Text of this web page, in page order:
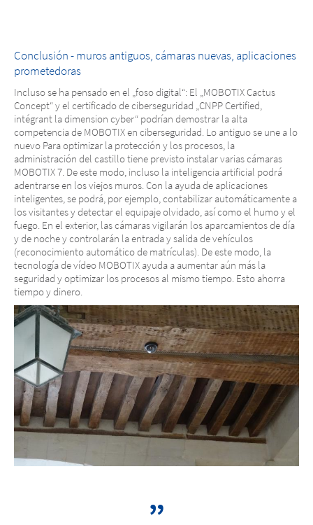
Conclusión - muros antiguos, cámaras nuevas, aplicaciones
prometedoras
Incluso se ha pensado en el „foso digital“: El „MOBOTIX Cactus
Concept“ y el certificado de ciberseguridad „CNPP Certified,
intégrant la dimension cyber“ podrían demostrar la alta
competencia de MOBOTIX en ciberseguridad. Lo antiguo se une a lo
nuevo Para optimizar la protección y los procesos, la
administración del castillo tiene previsto instalar varias cámaras
MOBOTIX 7. De este modo, incluso la inteligencia artificial podrá
adentrarse en los viejos muros. Con la ayuda de aplicaciones
inteligentes, se podrá, por ejemplo, contabilizar automáticamente a
los visitantes y detectar el equipaje olvidado, así como el humo y el
fuego. En el exterior, las cámaras vigilarán los aparcamientos de día
y de noche y controlarán la entrada y salida de vehículos
(reconocimiento automático de matrículas). De este modo, la
tecnología de vídeo MOBOTIX ayuda a aumentar aún más la
seguridad y optimizar los procesos al mismo tiempo. Esto ahorra
tiempo y dinero.